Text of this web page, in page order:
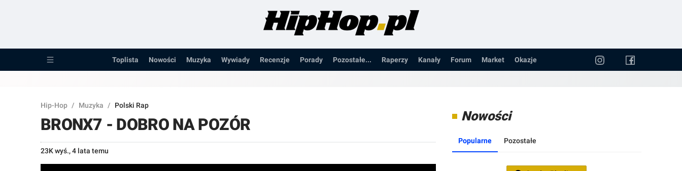
Toplista Nowości Muzyka Wywiady Recenzje Porady Pozostałe... Raperzy Kanały Forum Market Okazje
Hip-Hop / Muzyka / Polski Rap
BRONX7 - DOBRO NA POZÓR
23K wyś.,4 lata temu
Nowości
Popularne Pozostałe